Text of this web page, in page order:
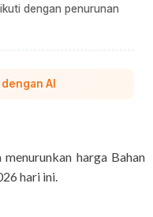
dengan penurunan
AI
harga Bahan
hari ini.